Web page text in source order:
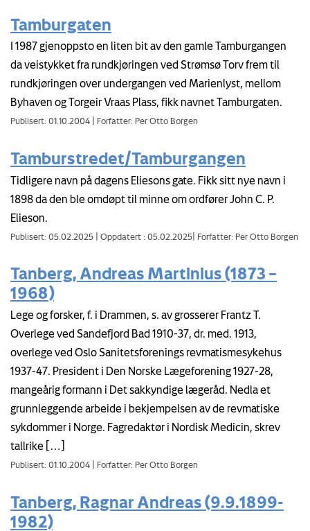
Tamburgaten
I 1987 gjenoppsto en liten bit av den gamle Tamburgangen
da veistykket fra rundkjøringen ved Strømsø Torv frem til
rundkjøringen over undergangen ved Marienlyst, mellom
Byhaven og Torgeir Vraas Plass, fikk navnet Tamburgaten.
Publisert: 01.10.2004 Forfatter: Per Otto Borgen
Tamburstredet/Tamburgangen
Tidligere navn på dagens Eliesons gate. Fikk sitt nye navn i
1898 da den ble omdøpt til minne om ordfører John C. P.
Elieson.
Publisert: 05.02.2025 Oppdatert : 05.02.2025 Forfatter: Per Otto Borgen
Tanberg, Andreas Martinius (1873 –
1968)
Lege og forsker, f. i Drammen, s. av grosserer Frantz T.
Overlege ved Sandefjord Bad 1910-37, dr. med. 1913,
overlege ved Oslo Sanitetsforenings revmatismesykehus
1937-47. President i Den Norske Lægeforening 1927-28,
mangeårig formann i Det sakkyndige lægeråd. Nedla et
grunnleggende arbeide i bekjempelsen av de revmatiske
sykdommer i Norge. Fagredaktør i Nordisk Medicin, skrev
tallrike […]
Publisert: 01.10.2004 Forfatter: Per Otto Borgen
Tanberg, Ragnar Andreas (9.9.1899-
1982)